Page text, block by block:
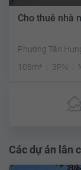
Cho thuê nhà
Phường Tân
105m²
3PN
Các dự án lân